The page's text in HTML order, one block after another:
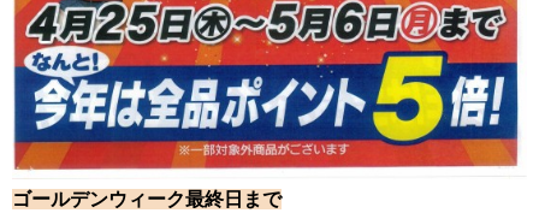
ゴールデンウィーク最終日まで